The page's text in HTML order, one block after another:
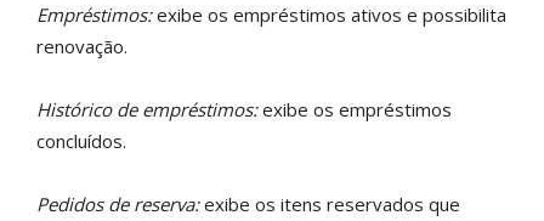
Empréstimos:exibe os empréstimos ativos e possibilita
renovação.
Histórico de empréstimos:exibe os empréstimos
concluídos.
Pedidos de reserva:exibe os itens reservados que